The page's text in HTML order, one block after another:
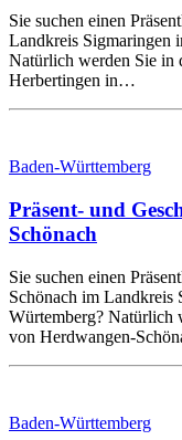
Sie suchen einen
Landkreis Sigmaringen
Natürlich werden Sie in
Herbertingen in…
Baden-Württemberg
Präsent- und
Schönach
Sie suchen einen
Schönach im Landkreis
Würtemberg? Natürlich
von Herdwangen-
Baden-Württemberg